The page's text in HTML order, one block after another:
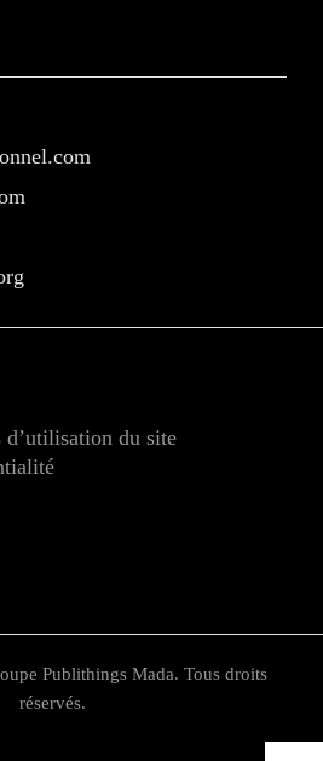
d’utilisation du site
Publithings Mada. Tous droits
réservés.